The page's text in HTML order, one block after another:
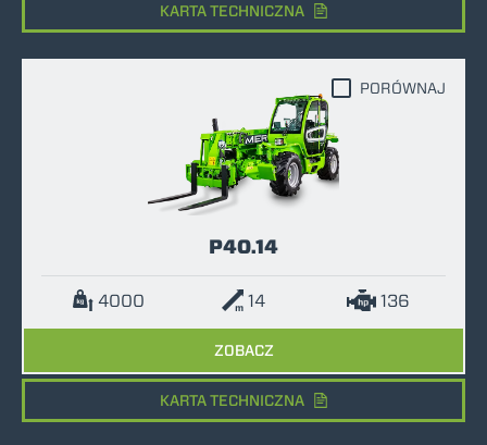
KARTA TECHNICZNA
P40.14
4000 14 136
ZOBACZ
PORÓWNAJ
KARTA TECHNICZNA